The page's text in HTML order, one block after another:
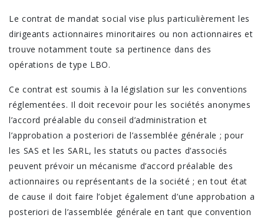
Le contrat de mandat social vise plus particulièrement les
dirigeants actionnaires minoritaires ou non actionnaires et
trouve notamment toute sa pertinence dans des
opérations de type LBO.
Ce contrat est soumis à la législation sur les conventions
réglementées. Il doit recevoir pour les sociétés anonymes
l’accord préalable du conseil d’administration et
l’approbation a posteriori de l’assemblée générale ; pour
les SAS et les SARL, les statuts ou pactes d’associés
peuvent prévoir un mécanisme d’accord préalable des
actionnaires ou représentants de la société ; en tout état
de cause il doit faire l’objet également d’une approbation a
posteriori de l’assemblée générale en tant que convention